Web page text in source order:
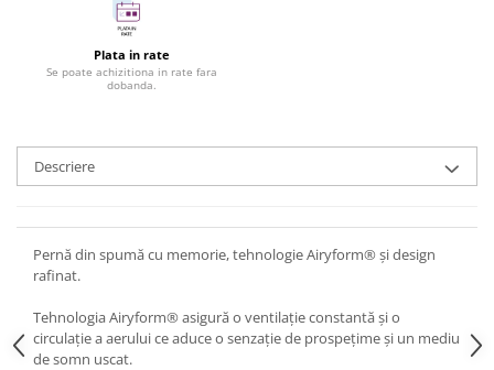
Plata in rate
Se poate achizitiona in rate fara
dobanda.
Descriere
Pernă din spumă cu memorie, tehnologie Airyform® și design
rafinat.
Tehnologia Airyform® asigură o ventilație constantă și o
circulație a aerului ce aduce o senzație de prospețime și un mediu
de somn uscat.